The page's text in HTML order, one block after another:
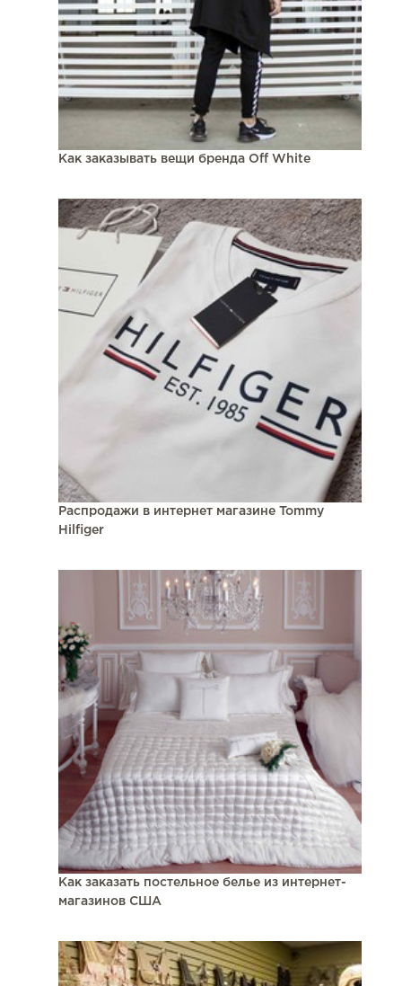
Как заказывать вещи бренда Off White
Распродажи в интернет магазине Tommy
Hilfiger
Как заказать постельное белье из интернет-
магазинов США